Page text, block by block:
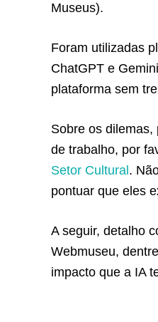
Museus).
Foram utilizadas
ChatGPT e
plataforma sem
Sobre os
de trabalho, por
Setor Cultural .
pontuar que eles
A seguir, detalho
Webmuseu,
impacto que a IA